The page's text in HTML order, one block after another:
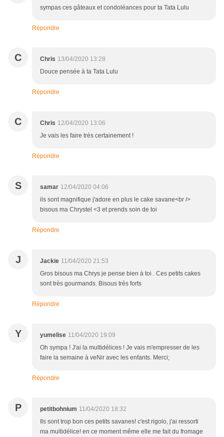
sympas ces gâteaux et condoléances pour ta Tata Lulu
Répondre
C Chris 13/04/2020 13:28
Douce pensée à ta Tata Lulu
Répondre
C Chris 12/04/2020 13:06
Je vais les faire très certainement !
Répondre
S samar 12/04/2020 04:06
ils sont magnifique j'adore en plus le cake savane<br />
bisous ma Chrystel <3 et prends soin de toi
Répondre
J Jackie 11/04/2020 21:53
Gros bisous ma Chrys je pense bien à toi . Ces petits cakes
sont très gourmands. Bisous très forts
Répondre
Y yumelise 11/04/2020 19:09
Oh sympa ! J'ai la multidélices ! Je vais m'empresser de les
faire la semaine à veNir avec les enfants. Merci;
Répondre
P petitbohnium 11/04/2020 18:32
Ils sont trop bon ces petits savanes! c'est rigolo, j'ai ressorti
ma multidélice! en ce moment même elle me fait du fromage